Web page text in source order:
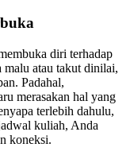
diri terhadap
malu atau takut dinilai,
Padahal,
merasakan hal yang
terlebih dahulu,
kuliah, Anda
koneksi.